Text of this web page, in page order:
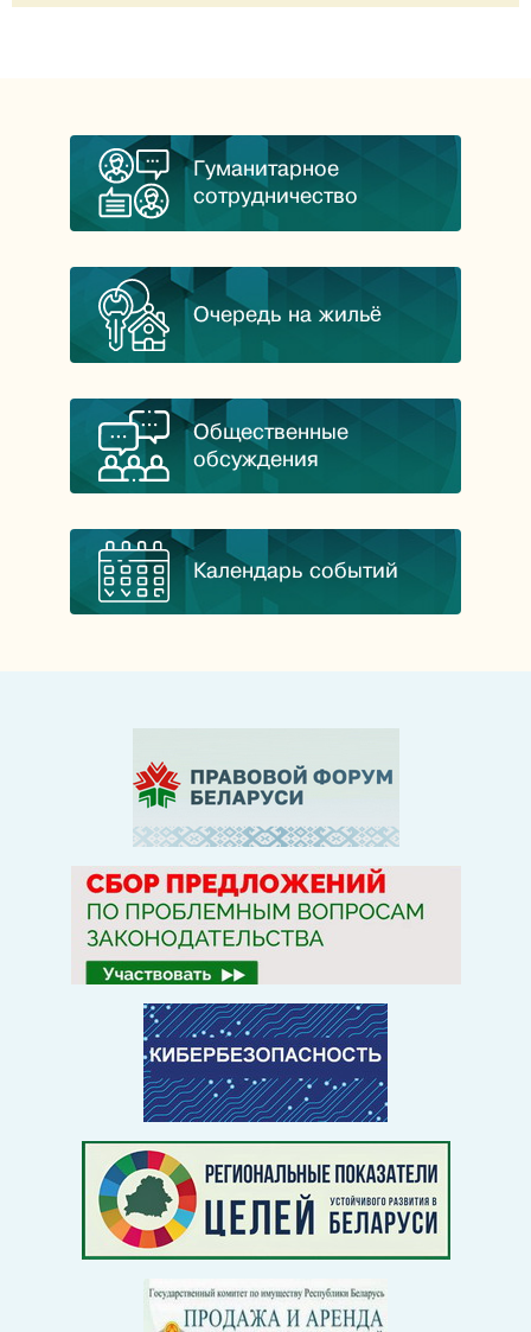
Гуманитарное
сотрудничество
Очередь на жильё
Общественные
обсуждения
Календарь событий